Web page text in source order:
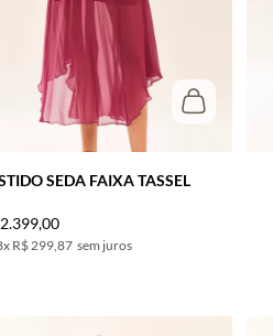
SEDA FAIXA TASSEL
2.399,00
x R$ 299,87 sem juros